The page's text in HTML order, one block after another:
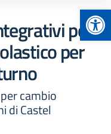
per
per
cambio
di Castel